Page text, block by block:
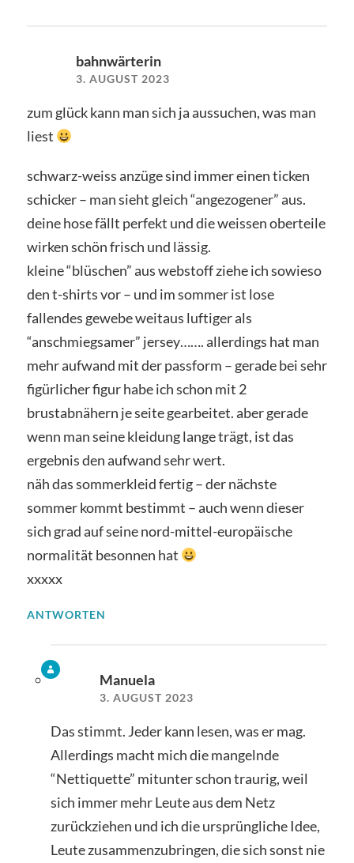
bahnwärterin
3. AUGUST 2023
zum glück kann man sich ja aussuchen, was man
liest
schwarz-weiss anzüge sind immer einen ticken
schicker – man sieht gleich “angezogener” aus.
deine hose fällt perfekt und die weissen oberteile
wirken schön frisch und lässig.
kleine “blüschen” aus webstoff ziehe ich sowieso
den t-shirts vor – und im sommer ist lose
fallendes gewebe weitaus luftiger als
“anschmiegsamer” jersey……. allerdings hat man
mehr aufwand mit der passform – gerade bei sehr
figürlicher figur habe ich schon mit 2
brustabnähern je seite gearbeitet. aber gerade
wenn man seine kleidung lange trägt, ist das
ergebnis den aufwand sehr wert.
näh das sommerkleid fertig – der nächste
sommer kommt bestimmt – auch wenn dieser
sich grad auf seine nord-mittel-europäische
normalität besonnen hat
xxxxx
ANTWORTEN
Manuela
3. AUGUST 2023
Das stimmt. Jeder kann lesen, was er mag.
Allerdings macht mich die mangelnde
“Nettiquette” mitunter schon traurig, weil
sich immer mehr Leute aus dem Netz
zurückziehen und ich die ursprüngliche Idee,
Leute zusammenzubringen, die sich sonst nie